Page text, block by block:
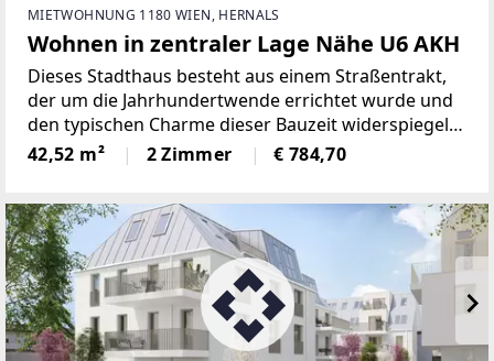
MIETWOHNUNG 1180 WIEN, HERNALS
Wohnen in zentraler Lage Nähe U6 AKH
Dieses Stadthaus besteht aus einem Straßentrakt,
der um die Jahrhundertwende errichtet wurde und
den typischen Charme dieser Bauzeit widerspiegelt.
Im Laufe der Jahre wurde das Gebäude durch einen
Hoftrakt erweitert, der rund 1972 hinzugefügt
42,52 m² 2 Zimmer € 784,70